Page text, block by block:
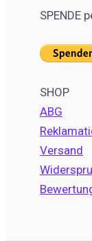
SPENDE
SHOP
ABG
Versand